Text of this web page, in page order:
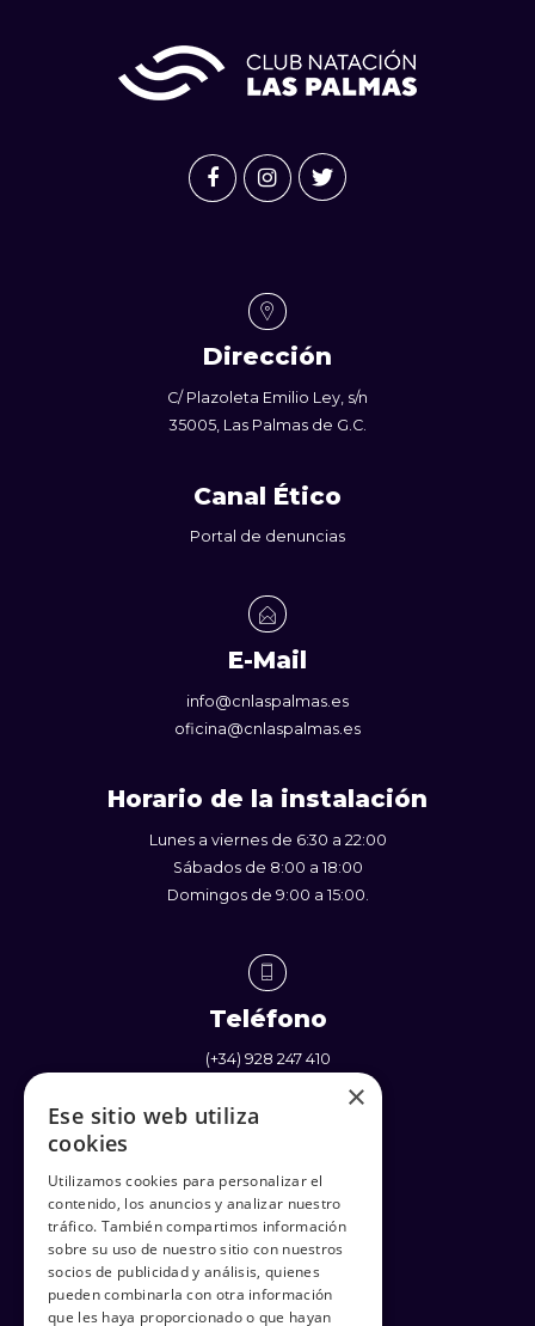
Dirección
C/ Plazoleta Emilio Ley, s/n
35005, Las Palmas de G.C.
Canal Ético
Portal de denuncias
E-Mail
info@cnlaspalmas.es
oficina@cnlaspalmas.es
Horario de la instalación
Lunes a viernes de 6:30 a 22:00
Sábados de 8:00 a 18:00
Domingos de 9:00 a 15:00.
Teléfono
(+34) 928 247 410
Enlaces
Política de Privacidad
Términos y Condiciones
Política de cookies
×
Ese sitio web utiliza
cookies
Utilizamos cookies para personalizar el
contenido, los anuncios y analizar nuestro
tráfico. También compartimos información
sobre su uso de nuestro sitio con nuestros
socios de publicidad y análisis, quienes
pueden combinarla con otra información
que les haya proporcionado o que hayan